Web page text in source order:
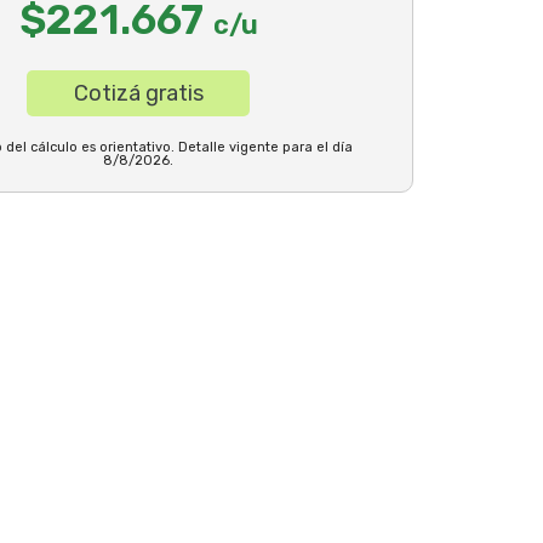
$221.667 c/u
Cotizá gratis
del cálculo es orientativo. Detalle vigente para el día
8/8/2026.